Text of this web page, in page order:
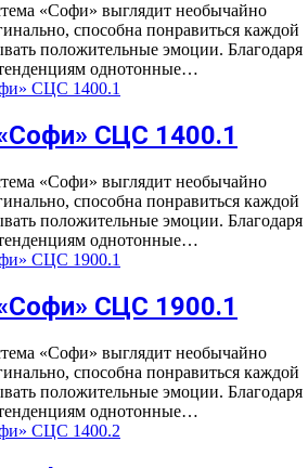
«Софи» выглядит необычайно
способна понравиться каждой
положительные эмоции. Благодаря
однотонные…
СЦС 1400.1
«Софи» выглядит необычайно
способна понравиться каждой
положительные эмоции. Благодаря
однотонные…
СЦС 1900.1
«Софи» выглядит необычайно
способна понравиться каждой
положительные эмоции. Благодаря
однотонные…